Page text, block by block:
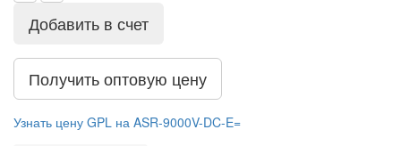
Добавить в счет
Получить оптовую цену
Узнать цену GPL на ASR-9000V-DC-E=